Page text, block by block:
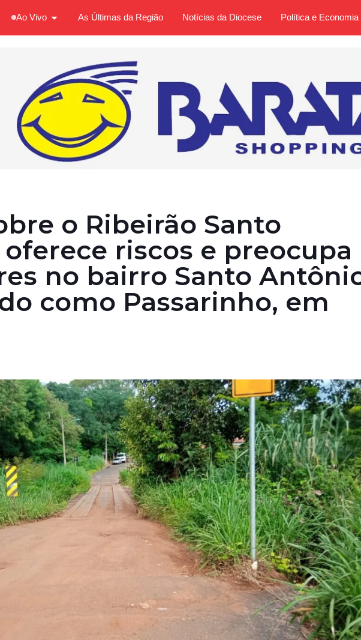
Ao Vivo As Últimas da Região Notícias da Diocese Política e Economia
o Ribeirão Santo
riscos e preocupa
no bairro Santo
como Passarinho, em